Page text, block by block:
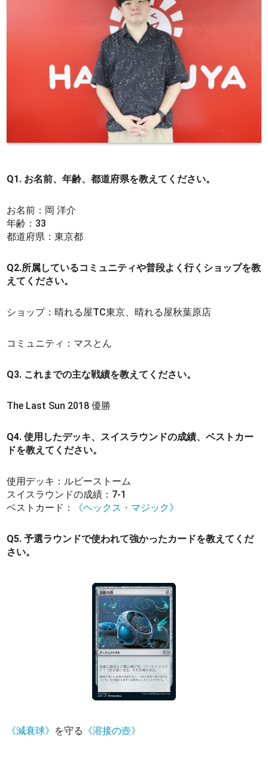
Q1. お名前、年齢、都道府県を教えてください。
お名前：岡 洋介
年齢：33
都道府県：東京都
Q2.所属しているコミュニティや普段よく行くショップを教
えてください。
ショップ：晴れる屋TC東京、晴れる屋秋葉原店
コミュニティ：マスとん
Q3. これまでの主な戦績を教えてください。
The Last Sun 2018 優勝
Q4. 使用したデッキ、スイスラウンドの成績、ベストカー
ドを教えてください。
使用デッキ：ルビーストーム
スイスラウンドの成績：7-1
ベストカード：
《ヘックス・マジック》
Q5. 予選ラウンドで使われて強かったカードを教えてくだ
さい。
《減衰球》 を守る 《溶接の壺》